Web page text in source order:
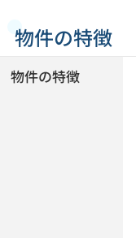
物件の特徴
物件の特徴